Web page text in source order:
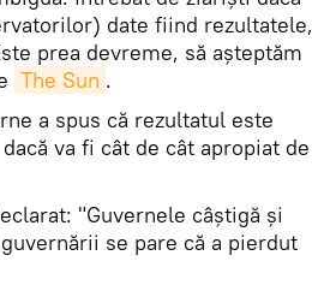
date fiind rezultatele,
prea devreme, să așteptăm
The Sun .
a spus că rezultatul este
va fi cât de cât apropiat de
"Guvernele câștigă și
se pare că a pierdut